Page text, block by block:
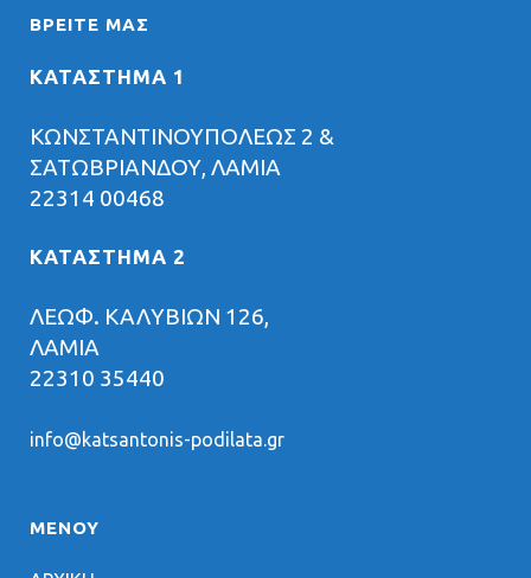
ΒΡΕΊΤΕ ΜΑΣ
ΚΑΤΑΣΤΗΜΑ 1
ΚΩΝΣΤΑΝΤΙΝΟΥΠΟΛΕΩΣ 2 &
ΣΑΤΩΒΡΙΑΝΔΟΥ, ΛΑΜΙΑ
22314 00468
ΚΑΤΑΣΤΗΜΑ 2
ΛΕΩΦ. ΚΑΛΥΒΙΩΝ 126,
ΛΑΜΙΑ
22310 35440
info@katsantonis-podilata.gr
ΜΕΝΟΥ